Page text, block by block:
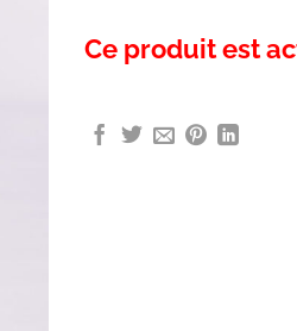
Ce produit est